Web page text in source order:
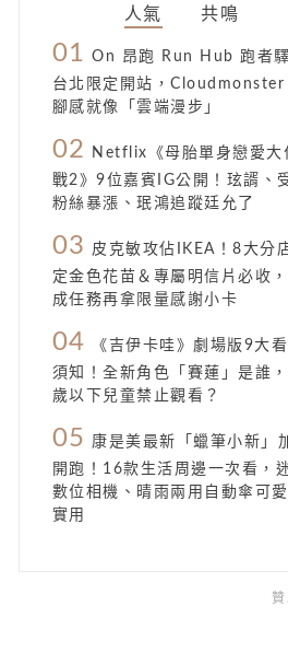
人氣 共鳴
01 On 昂跑 Run Hub 跑者
台北限定開站，Cloudmonster
腳感就像「雲端漫步」
02
Netflix《母胎單身戀愛大
戰2》9位嘉賓IG公開！玹諝、
粉絲暴漲、珉鴻追蹤廷允了
03
皮克敏攻佔IKEA！8大分
定金色花苗＆專屬明信片必收
成任務再拿限量感謝小卡
04
《吉伊卡哇》劇場版9大看
須知！全新角色「賽蓮」是誰
歲以下兒童禁止觀看？
05
康是美最新「蠟筆小新」
開跑！16款生活周邊一次看，
數位相機、晴雨兩用自動傘可愛
實用